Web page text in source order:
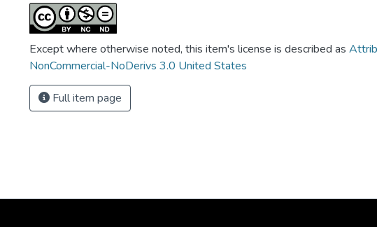
Except where otherwise noted, this item's license is described as
NonCommercial-NoDerivs 3.0 United States
Full item page